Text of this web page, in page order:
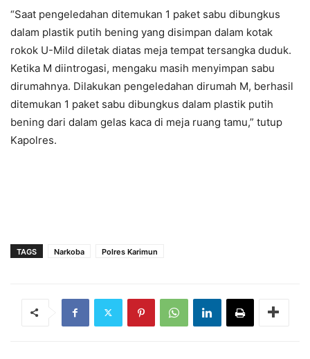
“Saat pengeledahan ditemukan 1 paket sabu dibungkus
dalam plastik putih bening yang disimpan dalam kotak
rokok U-Mild diletak diatas meja tempat tersangka duduk.
Ketika M diintrogasi, mengaku masih menyimpan sabu
dirumahnya. Dilakukan pengeledahan dirumah M, berhasil
ditemukan 1 paket sabu dibungkus dalam plastik putih
bening dari dalam gelas kaca di meja ruang tamu,” tutup
Kapolres.
TAGS Narkoba Polres Karimun